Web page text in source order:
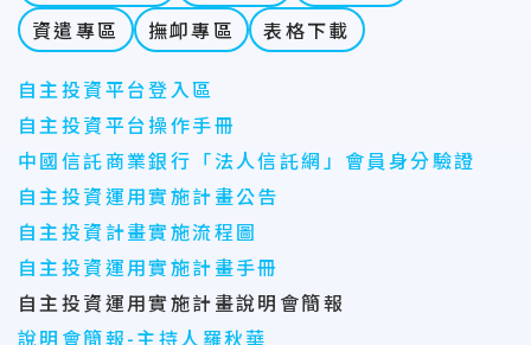
資遣專區
撫卹專區 表格下載
自主投資平台登入區
自主投資平台操作手冊
中國信託商業銀行「法人信託網」會員身分驗證
自主投資運用實施計畫公告
自主投資計畫實施流程圖
自主投資運用實施計畫手冊
自主投資運用實施計畫說明會簡報
說明會簡報-主持人羅秋華